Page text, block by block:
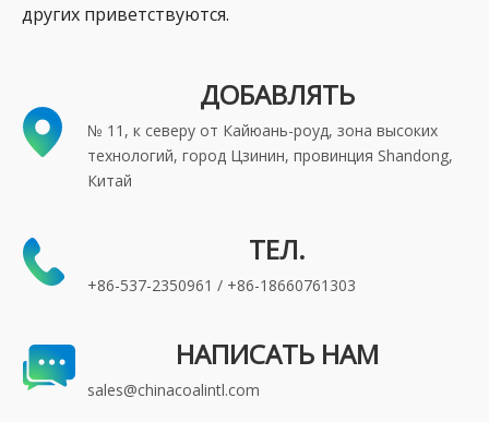
других приветствуются.
ДОБАВЛЯТЬ
№ 11, к северу от Кайюань-роуд, зона высоких
технологий, город Цзинин, провинция Shandong,
Китай
ТЕЛ.
+86-537-2350961 / +86-18660761303
НАПИСАТЬ НАМ
sales@chinacoalintl.com